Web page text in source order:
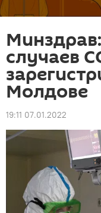
случаев
Молдове
19:11 07.01.2022